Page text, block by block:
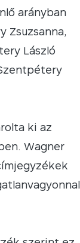
arányban
Zsuzsanna,
László
ki az
Wagner